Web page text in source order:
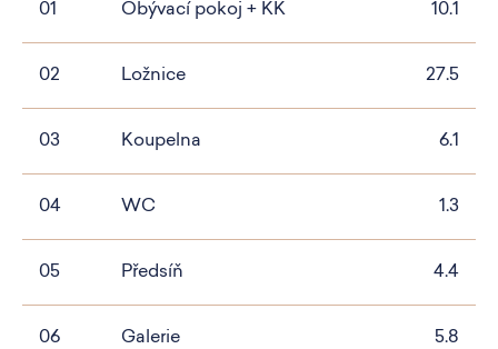
01 Obývací pokoj + KK 10.1
02 Ložnice 27.5
03 Koupelna 6.1
04 WC 1.3
05 Předsíň 4.4
06 Galerie 5.8